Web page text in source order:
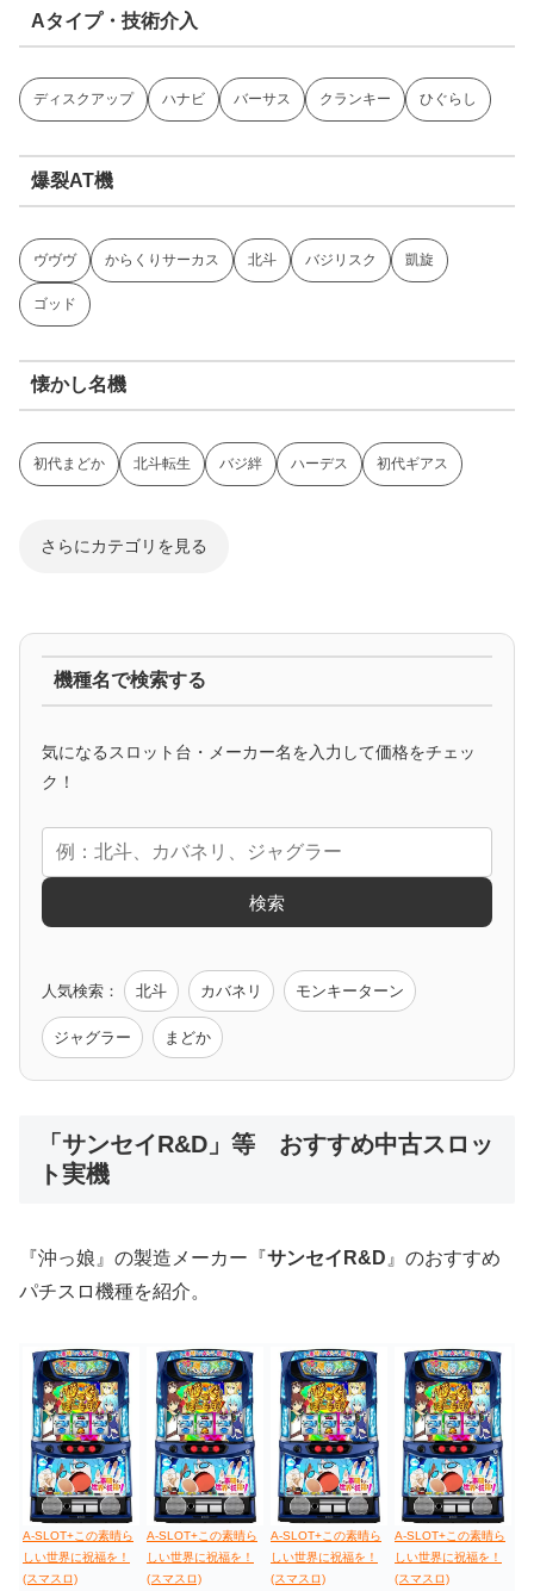
Aタイプ・技術介入
ディスクアップ ハナビ バーサス クランキー ひぐらし
爆裂AT機
ヴヴヴ からくりサーカス 北斗 バジリスク 凱旋
ゴッド
懐かし名機
初代まどか 北斗転生 バジ絆 ハーデス 初代ギアス
さらにカテゴリを見る
アニメタイアップ
エヴァ コードギアス 化物語 炎炎ノ消防隊
モンハン バイオ ペルソナ
値下げ台
機種名で検索する
気になるスロット台・メーカー名を入力して価格をチェッ
ク！
検索
人気検索： 北斗 カバネリ モンキーターン
ジャグラー まどか
「サンセイR&D」等 おすすめ中古スロッ
ト実機
『沖っ娘』の製造メーカー『サンセイR&D 』のおすすめ
パチスロ機種を紹介。
A-SLOT+この素晴ら
しい世界に祝福を！
(スマスロ)
A-SLOT+この素晴ら
しい世界に祝福を！
(スマスロ)
A-SLOT+この素晴ら
しい世界に祝福を！
(スマスロ)
A-SLOT+この素晴ら
しい世界に祝福を！
(スマスロ)